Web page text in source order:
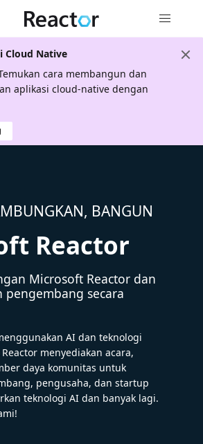
Cloud Native
cara membangun dan
aplikasi cloud-native dengan
BANGUN
Reactor
Microsoft Reactor dan
secara
AI dan teknologi
menyediakan acara,
daya komunitas untuk
pengusaha, dan startup
teknologi AI dan banyak lagi.